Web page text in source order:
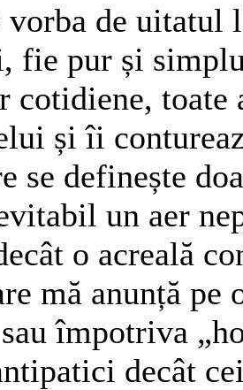
vorba de uitatul
fie pur și
toate
și îi
se definește
un aer
o acreală
mă anunță
împotriva
decât